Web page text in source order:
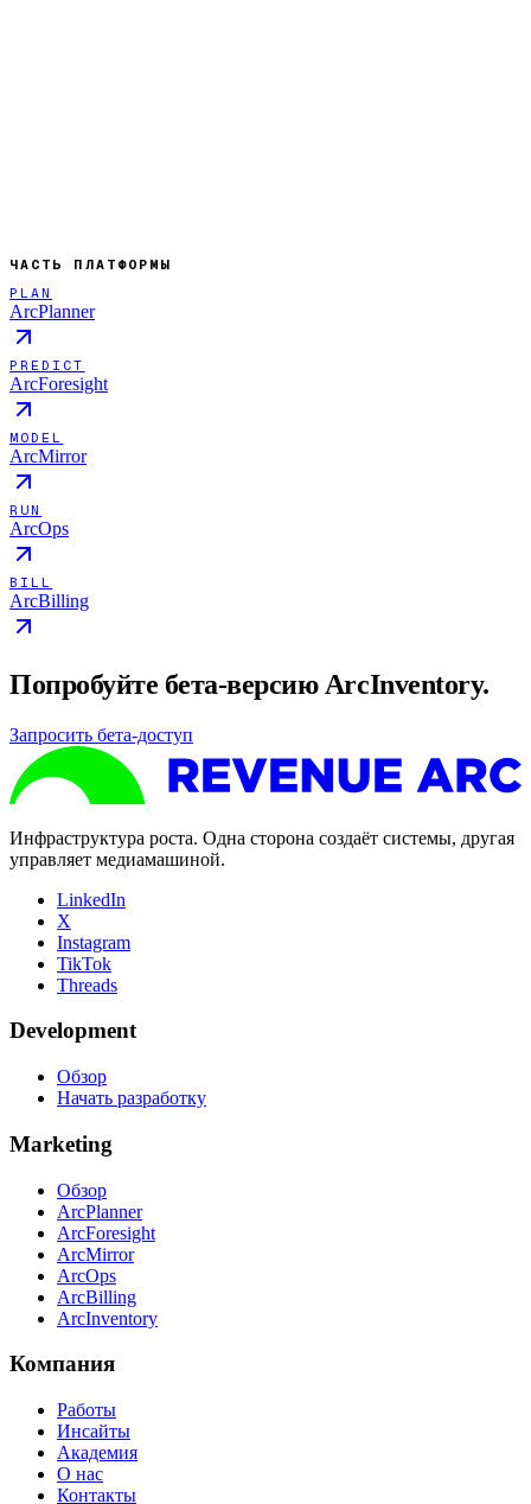
ЧАСТЬ ПЛАТФОРМЫ
PLAN
ArcPlanner
PREDICT
ArcForesight
MODEL
ArcMirror
RUN
ArcOps
BILL
ArcBilling
Попробуйте бета-версию ArcInventory.
Запросить бета-доступ
Инфраструктура роста. Одна сторона создаёт системы, другая
управляет медиамашиной.
LinkedIn
X
Instagram
TikTok
Threads
Development
Обзор
Начать разработку
Marketing
Обзор
ArcPlanner
ArcForesight
ArcMirror
ArcOps
ArcBilling
ArcInventory
Компания
Работы
Инсайты
Академия
О нас
Контакты